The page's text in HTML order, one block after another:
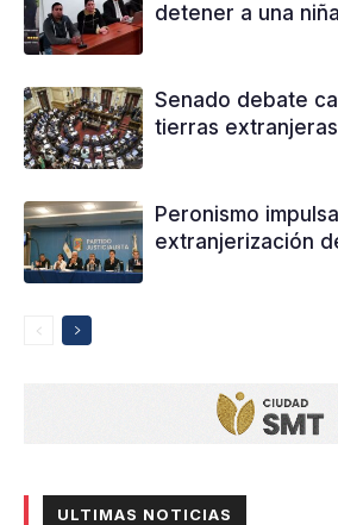
detener a una
Senado debate
tierras extranjeras
Peronismo
extranjerización
ULTIMAS NOTICIAS